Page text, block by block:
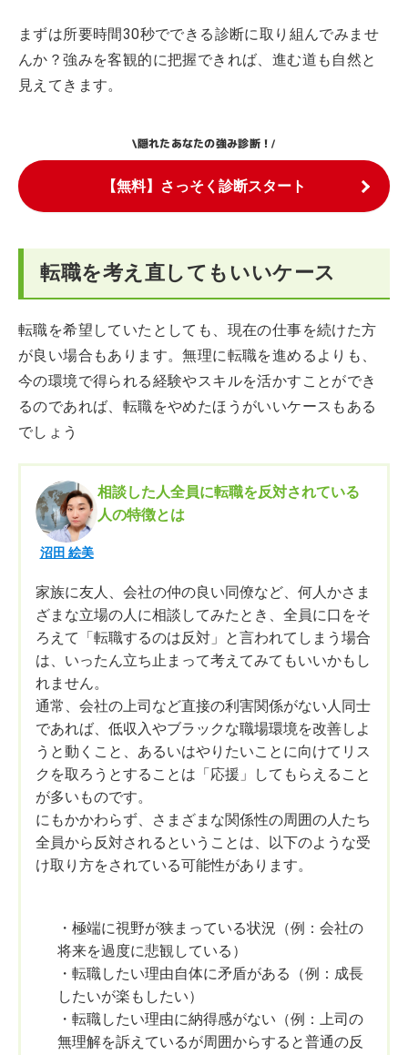
まずは所要時間30秒でできる診断に取り組んでみませ
んか？強みを客観的に把握できれば、進む道も自然と
見えてきます。
\隠れたあなたの強み診断！/
【無料】さっそく診断スタート
転職を考え直してもいいケース
転職を希望していたとしても、現在の仕事を続けた方
が良い場合もあります。無理に転職を進めるよりも、
今の環境で得られる経験やスキルを活かすことができ
るのであれば、転職をやめたほうがいいケースもある
でしょう
沼田 絵美
相談した人全員に転職を反対されている
人の特徴とは
家族に友人、会社の仲の良い同僚など、何人かさま
ざまな立場の人に相談してみたとき、全員に口をそ
ろえて「転職するのは反対」と言われてしまう場合
は、いったん立ち止まって考えてみてもいいかもし
れません。
通常、会社の上司など直接の利害関係がない人同士
であれば、低収入やブラックな職場環境を改善しよ
うと動くこと、あるいはやりたいことに向けてリス
クを取ろうとすることは「応援」してもらえること
が多いものです。
にもかかわらず、さまざまな関係性の周囲の人たち
全員から反対されるということは、以下のような受
け取り方をされている可能性があります。
・極端に視野が狭まっている状況（例：会社の
将来を過度に悲観している）
・転職したい理由自体に矛盾がある（例：成長
したいが楽もしたい）
・転職したい理由に納得感がない（例：上司の
無理解を訴えているが周囲からすると普通の反